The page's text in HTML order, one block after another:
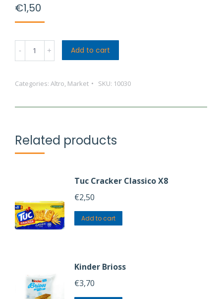
€1,50
Croco
Sticks
Add to cart
Categories: Altro, Market SKU: 10030
Related products
Tuc Cracker Classico X8
€2,50
Add to cart
Kinder Brioss
€3,70